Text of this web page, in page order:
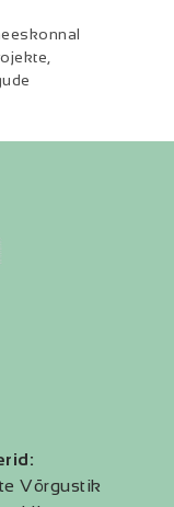
Võrgustik